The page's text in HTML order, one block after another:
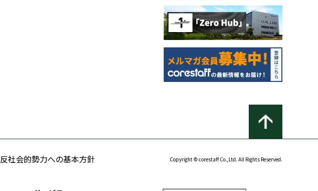
反社会的勢力への基本方針 Copyright © corestaff Co.,Ltd. All Rights Reserved.